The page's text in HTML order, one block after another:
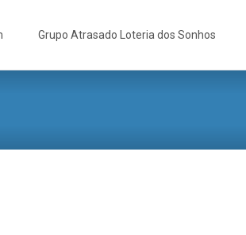
Grupo Atrasado Loteria dos Sonhos